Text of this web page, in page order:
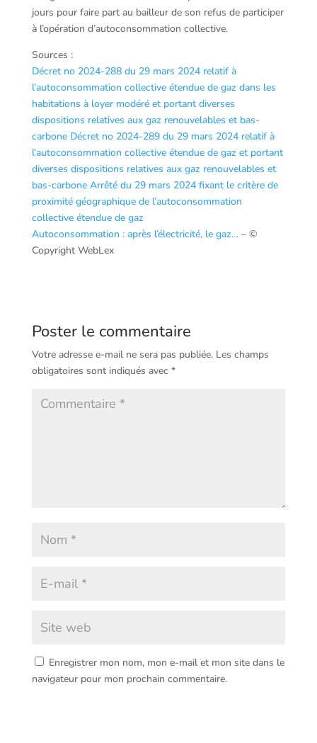
jours pour faire part au bailleur de son refus de participer
à l’opération d’autoconsommation collective.
Sources :
Décret no 2024-288 du 29 mars 2024 relatif à
l’autoconsommation collective étendue de gaz dans les
habitations à loyer modéré et portant diverses
dispositions relatives aux gaz renouvelables et bas-
carbone Décret no 2024-289 du 29 mars 2024 relatif à
l’autoconsommation collective étendue de gaz et portant
diverses dispositions relatives aux gaz renouvelables et
bas-carbone Arrêté du 29 mars 2024 fixant le critère de
proximité géographique de l’autoconsommation
collective étendue de gaz
Autoconsommation : après l’électricité, le gaz… – ©
Copyright WebLex
Poster le commentaire
Votre adresse e-mail ne sera pas publiée. Les champs
obligatoires sont indiqués avec *
Enregistrer mon nom, mon e-mail et mon site dans le
navigateur pour mon prochain commentaire.